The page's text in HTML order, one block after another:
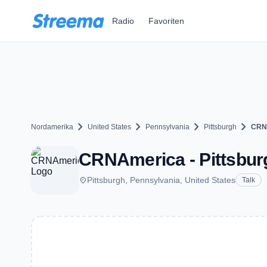
Radio Favoriten
Nordamerika chevron_right United States chevron_right Pennsylvania chevron_right Pittsburgh chevron_right
CRNAmerica -
placePittsburgh, Pennsylvania, United States Talk